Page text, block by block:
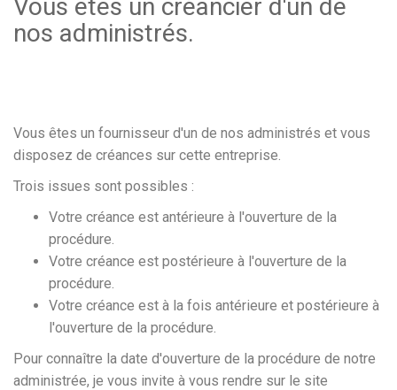
Vous êtes un créancier d'un de
nos administrés.
Vous êtes un fournisseur d'un de nos administrés et vous
disposez de créances sur cette entreprise.
Trois issues sont possibles :
Votre créance est antérieure à l'ouverture de la
procédure.
Votre créance est postérieure à l'ouverture de la
procédure.
Votre créance est à la fois antérieure et postérieure à
l'ouverture de la procédure.
Pour connaître la date d'ouverture de la procédure de notre
administrée, je vous invite à vous rendre sur le site